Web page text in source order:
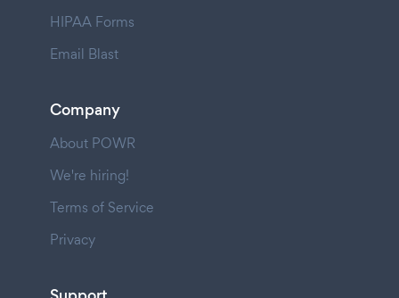
HIPAA Forms
Email Blast
Company
About POWR
We're hiring!
Terms of Service
Privacy